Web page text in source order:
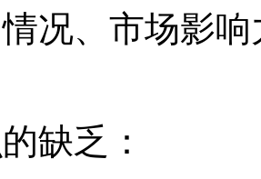
况、市场影
缺乏‌：